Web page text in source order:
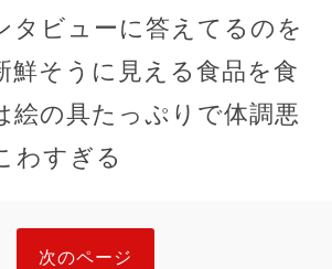
タビューに答えてるのを
鮮そうに見える食品を食
絵の具たっぷりで体調悪
わすぎる
次のページ